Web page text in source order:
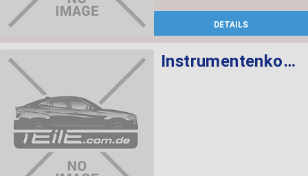
DETAILS
Instrumentenkombination KMH